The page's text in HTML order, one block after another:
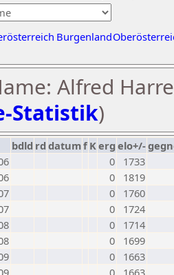
Burgenland
Alfred
Statistik)
bdld rd datumf Kerg elo+/-
0
1733
0
1819
0
1760
0
1724
0
1714
0
1699
0
1663
0
1663